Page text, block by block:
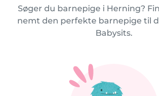
Søger du barnepige i Herning?
nemt den perfekte barnepige til
Babysits.